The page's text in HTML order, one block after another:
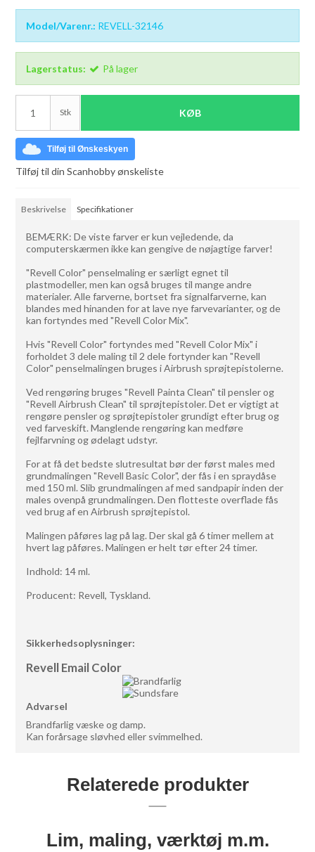
Model/Varenr.: REVELL-32146
Lagerstatus: På lager
Stk KØB
Tilføj til Ønskeskyen
Tilføj til din Scanhobby ønskeliste
Beskrivelse Specifikationer
BEMÆRK: De viste farver er kun vejledende, da
computerskærmen ikke kan gengive de nøjagtige farver!
"Revell Color" penselmaling er særligt egnet til
plastmodeller, men kan også bruges til mange andre
materialer. Alle farverne, bortset fra signalfarverne, kan
blandes med hinanden for at lave nye farvevarianter, og de
kan fortyndes med "Revell Color Mix".
Hvis "Revell Color" fortyndes med "Revell Color Mix" i
forholdet 3 dele maling til 2 dele fortynder kan "Revell
Color" penselmalingen bruges i Airbrush sprøjtepistolerne.
Ved rengøring bruges "Revell Painta Clean" til pensler og
"Revell Airbrush Clean" til sprøjtepistoler. Det er vigtigt at
rengøre pensler og sprøjtepistoler grundigt efter brug og
ved farveskift. Manglende rengøring kan medføre
fejlfarvning og ødelagt udstyr.
For at få det bedste slutresultat bør der først males med
grundmalingen "Revell Basic Color", der fås i en spraydåse
med 150 ml. Slib grundmalingen af med sandpapir inden der
males ovenpå grundmalingen. Den flotteste overflade fås
ved brug af en Airbrush sprøjtepistol.
Malingen påføres lag på lag. Der skal gå 6 timer mellem at
hvert lag påføres. Malingen er helt tør efter 24 timer.
Indhold: 14 ml.
Producent: Revell, Tyskland.
Sikkerhedsoplysninger:
Revell Email Color
Advarsel
Brandfarlig væske og damp.
Kan forårsage sløvhed eller svimmelhed.
Relaterede produkter
Lim, maling, værktøj m.m.